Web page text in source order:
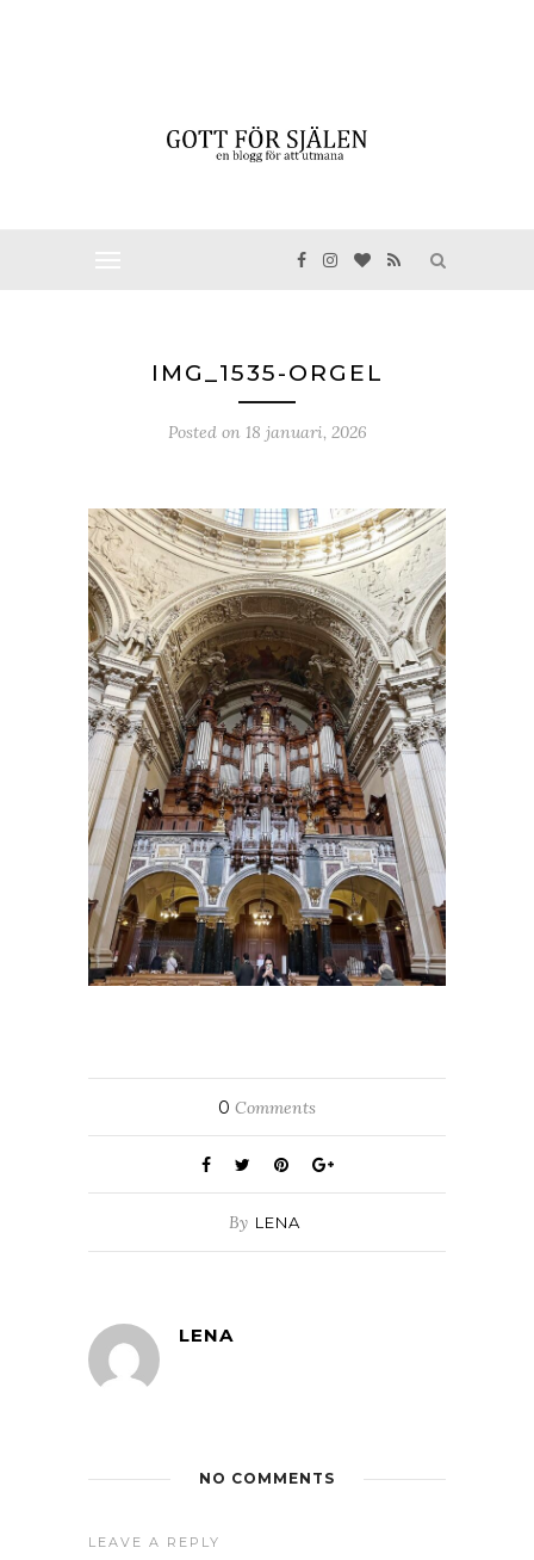
IMG_1535-ORGEL
Posted on 18 januari, 2026
0 Comments
By LENA
LENA
NO COMMENTS
LEAVE A REPLY